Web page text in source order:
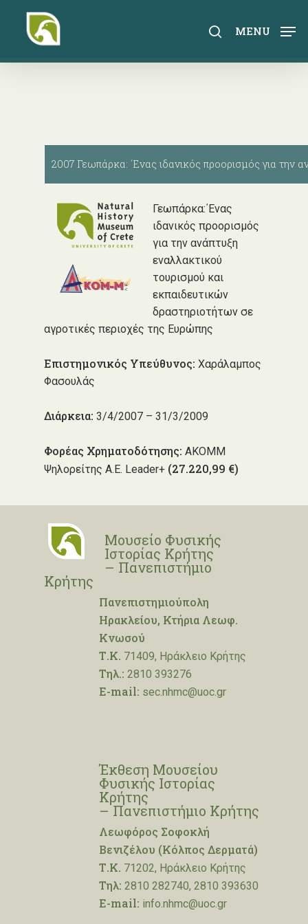
content
search
MENU
2007 Γεωπάρκα: ΄Ενας ιδανικός προορισμός για την
Γεωπάρκα:΄Ενας
ιδανικός προορισμός
για την ανάπτυξη
εναλλακτικού
τουρισμού και
εκπαιδευτικών
δραστηριοτήτων σε
αγροτικές περιοχές της Ευρώπης
Επιστημονικός Υπεύθυνος: Χαράλαμπος
Φασουλάς
Διάρκεια: 3/4/2007 – 31/3/2009
Φορέας Χρηματοδότησης: ΑΚΟΜΜ
Ψηλορείτης Α.Ε. Leader+ (27.220,99 €)
Μουσείο Φυσικής
Ιστορίας Κρήτης
– Πανεπιστήμιο
Κρήτης
Πανεπιστημιούπολη
Ηρακλείου, Κτήρια Λεωφ.
Κνωσού
Τ.Κ. 71409, Ηράκλειο Κρήτης
Τηλ.: 2810 393276
E-mail: sec.nhmc@uoc.gr
Έκθεση Μουσείου
Φυσικής Ιστορίας
Κρήτης
– Πανεπιστήμιο Κρήτης
Λεωφόρος Σοφοκλή
Βενιζέλου (Κόλπος Δερματά)
Τ.Κ. 71202, Ηράκλειο Κρήτης
Τηλ: 2810 282740, 2810 393630
E-mail: info.nhmc@uoc.gr